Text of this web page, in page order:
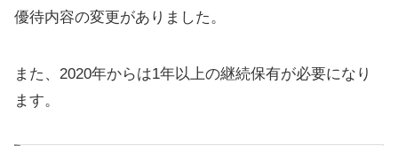
優待内容の変更がありました。
また、2020年からは1年以上の継続保有が必要になり
ます。